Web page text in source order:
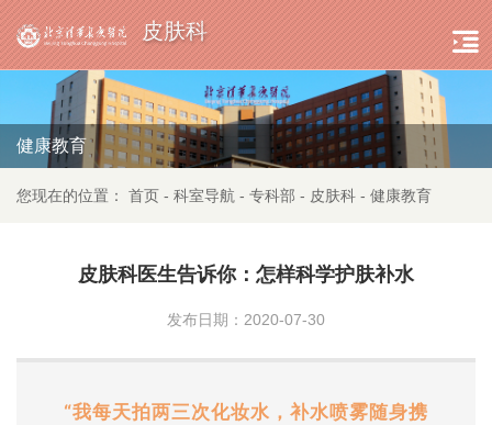
皮肤科
健康教育
您现在的位置： 首页 - 科室导航 - 专科部 - 皮肤科 - 健康教育
皮肤科医生告诉你：怎样科学护肤补水
发布日期：2020-07-30
“我每天拍两三次化妆水，补水喷雾随身携